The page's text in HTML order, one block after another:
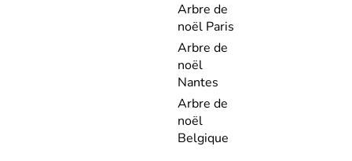
Arbre de
noël Paris
Arbre de
noël
Nantes
Arbre de
noël
Belgique